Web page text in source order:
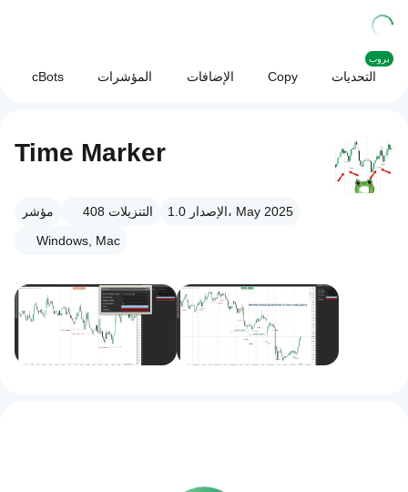
cBots المؤشرات الإضافات Copy التحديات
بروب
Time Marker
مؤشر 408 التنزيلات
الإصدار 1.0، May 2025
Windows, Mac